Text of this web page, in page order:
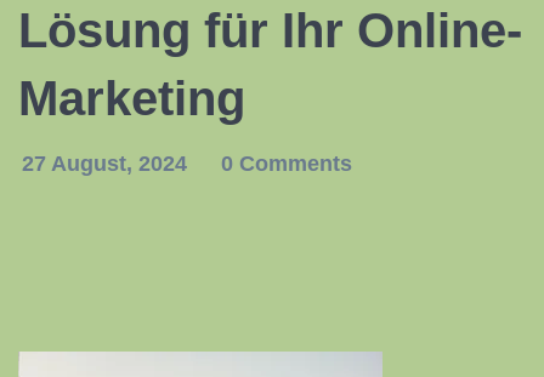
Lösung für Ihr Online-
Marketing
27 August, 2024 0 Comments